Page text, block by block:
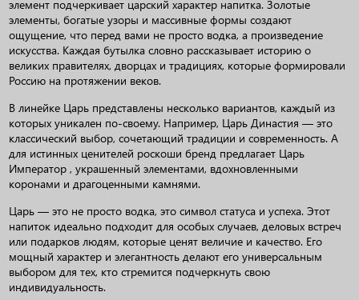
элемент подчеркивает царский характер напитка. Золотые
элементы, богатые узоры и массивные формы создают
ощущение, что перед вами не просто водка, а произведение
искусства. Каждая бутылка словно рассказывает историю о
великих правителях, дворцах и традициях, которые формировали
Россию на протяжении веков.
В линейке Царь представлены несколько вариантов, каждый из
которых уникален по-своему. Например, Царь Династия — это
классический выбор, сочетающий традиции и современность. А
для истинных ценителей роскоши бренд предлагает Царь
Император , украшенный элементами, вдохновленными
коронами и драгоценными камнями.
Царь — это не просто водка, это символ статуса и успеха. Этот
напиток идеально подходит для особых случаев, деловых встреч
или подарков людям, которые ценят величие и качество. Его
мощный характер и элегантность делают его универсальным
выбором для тех, кто стремится подчеркнуть свою
индивидуальность.